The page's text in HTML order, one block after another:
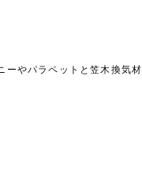
ーやパラペットと笠木換気材